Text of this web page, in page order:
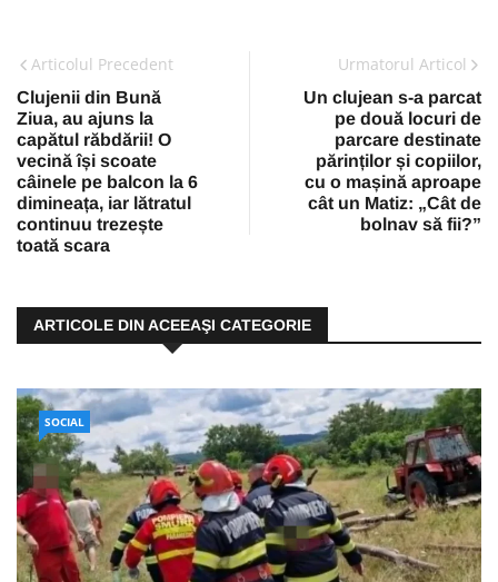
Articolul Precedent
Clujenii din Bună
Ziua, au ajuns la
capătul răbdării! O
vecină își scoate
câinele pe balcon la 6
dimineața, iar lătratul
continuu trezește
toată scara
Urmatorul Articol
Un clujean s-a parcat
pe două locuri de
parcare destinate
părinților și copiilor,
cu o mașină aproape
cât un Matiz: „Cât de
bolnav să fii?”
ARTICOLE DIN ACEEAŞI CATEGORIE
SOCIAL